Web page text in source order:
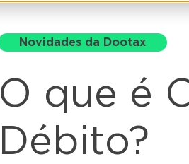
Novidades da Dootax
O que é
Débito?